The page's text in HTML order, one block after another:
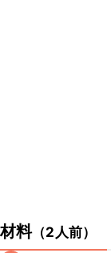
材料（2人前）